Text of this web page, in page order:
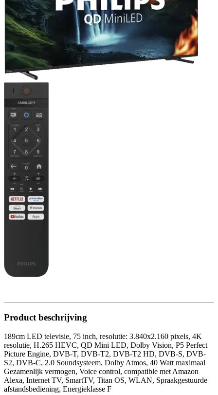
Product beschrijving
189cm LED televisie, 75 inch, resolutie: 3.840x2.160 pixels, 4K
resolutie, H.265 HEVC, QD Mini LED, Dolby Vision, P5 Perfect
Picture Engine, DVB-T, DVB-T2, DVB-T2 HD, DVB-S, DVB-
S2, DVB-C, 2.0 Soundsysteem, Dolby Atmos, 40 Watt maximaal
Gezamenlijk vermogen, Voice control, compatible met Amazon
Alexa, Internet TV, SmartTV, Titan OS, WLAN, Spraakgestuurde
afstandsbediening, Energieklasse F